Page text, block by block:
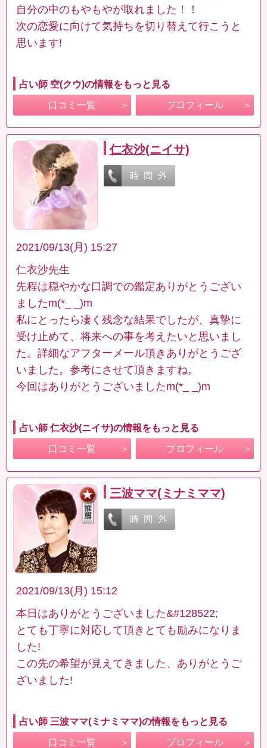
自分の中のもやもやが取れました！！
次の恋愛に向けて気持ちを切り替えて行こうと
思います!
占い師 空(クウ)の情報をもっと見る
口コミ一覧 プロフィール
仁衣沙(ニイサ)
2021/09/13(月) 15:27
仁衣沙先生
先程は穏やかな口調での鑑定ありがとうござい
ましたm(*_ _)m
私にとったら凄く残念な結果でしたが、真摯に
受け止めて、将来への事を考えたいと思いまし
た。詳細なアフターメール頂きありがとうござ
いました。参考にさせて頂きますね。
今回はありがとうございましたm(*_ _)m
占い師 仁衣沙(ニイサ)の情報をもっと見る
口コミ一覧 プロフィール
三波ママ(ミナミママ)
2021/09/13(月) 15:12
本日はありがとうございました&#128522;
とても丁寧に対応して頂きとても励みになりま
した!
この先の希望が見えてきました、ありがとうご
ざいました!
占い師 三波ママ(ミナミママ)の情報をもっと見る
口コミ一覧 プロフィール